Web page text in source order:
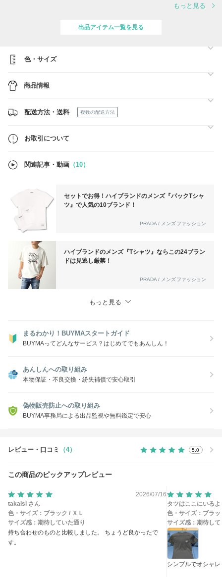
品しております全ての商品を日本から即日発送させていただきます。
リクエスト等にも迅速に対応させていただきますので、是非お問い合わ
せ、ご注文お待ちしております♪
もっと見る
出品アイテム一覧を見る
色・サイズ
商品情報
配送方法・送料 複数の配送方法
お取引について
関連記事・動画 （10）
セットでお得！ハイブランドのメンズ『パックTシャ
ツ』で人気の10ブランド！
PRADA / メンズファッション
ハイブランドのメンズ『Tシャツ』ならこの24ブラン
ドは見逃し厳禁！
PRADA / メンズファッション
もっと見る
まるわかり！BUYMAスタートガイド
BUYMAってどんなサービス？はじめてでもあんしん！
あんしんへの取り組み
本物保証・不良交換・紛失補償で安心取引
偽物販売防止への取り組み
BUYMA事務局による出品監視や無料鑑定で安心
レビュー・口コミ （4） 5.0
この商品のピックアップレビュー
2026/07/16
takaisi さん
色・サイズ： ブラック / ＸＬ
サイズ感： 期待していた通り
持ち合わせのものと比較しました。 ちょうど良かったで
す。
タツはここにいるよ
色・サイズ： ブラッ
サイズ感： 期待して
シンプルでオシャレ